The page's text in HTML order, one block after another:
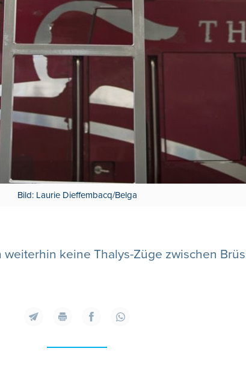
Bild: Laurie Dieffembacq/Belga
keine Thalys-Züge zwischen